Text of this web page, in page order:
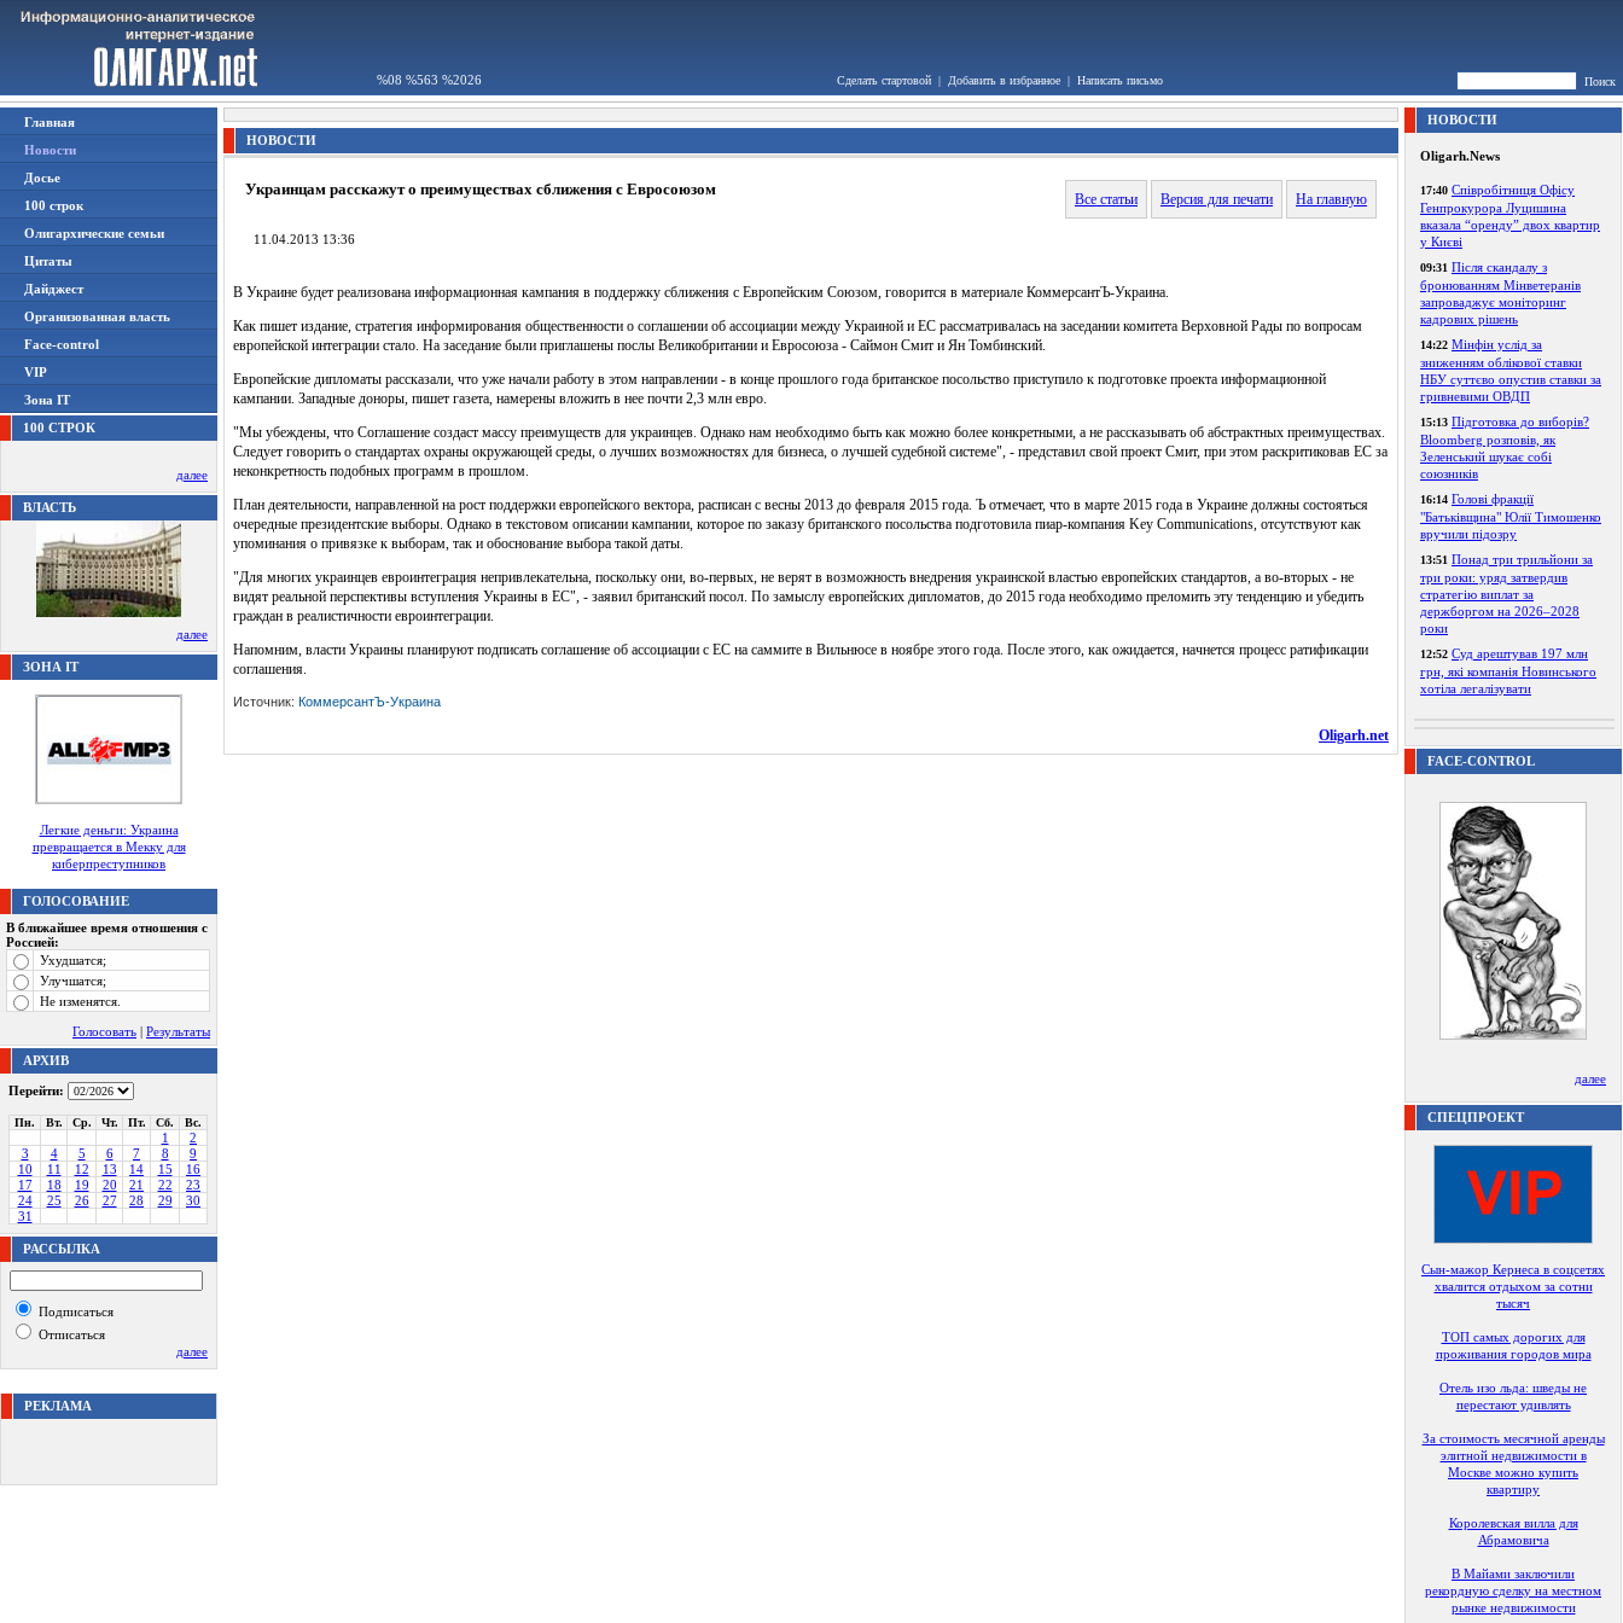
%08 %563 %2026 Сделать стартовой | Добавить в избранное | Написать письмо Поиск
Главная
Новости
Досье
100 строк
Олигархические семьи
Цитаты
Дайджест
Организованная власть
Face-control
VIP
Зона IT
100 СТРОК
далее
ВЛАСТЬ
далее
ЗОНА IT
Легкие деньги: Украина
превращается в Мекку для
киберпреступников
ГОЛОСОВАНИЕ
В ближайшее время отношения с
Россией:
Ухудшатся;
Улучшатся;
Не изменятся.
Голосовать | Результаты
АРХИВ
Перейти:
Пн. Вт. Ср. Чт. Пт. Сб. Вс.
1
2
3
4 5 6 7 8
9
10
11 12 13 14 15
16
17
18 19 20 21 22
23
24
25 26 27 28 29
30
31
РАССЫЛКА
Подписаться
Отписаться
далее
РЕКЛАМА
НОВОСТИ
Украинцам расскажут о преимуществах сближения с Евросоюзом
Все статьи Версия для печати На главную
11.04.2013 13:36
В Украине будет реализована информационная кампания в поддержку сближения с Европейским Союзом, говорится в материале КоммерсантЪ-Украина.
Как пишет издание, стратегия информирования общественности о соглашении об ассоциации между Украиной и ЕС рассматривалась на заседании комитета Верховной Рады по вопросам
европейской интеграции стало. На заседание были приглашены послы Великобритании и Евросоюза - Саймон Смит и Ян Томбинский.
Европейские дипломаты рассказали, что уже начали работу в этом направлении - в конце прошлого года британское посольство приступило к подготовке проекта информационной
кампании. Западные доноры, пишет газета, намерены вложить в нее почти 2,3 млн евро.
"Мы убеждены, что Соглашение создаст массу преимуществ для украинцев. Однако нам необходимо быть как можно более конкретными, а не рассказывать об абстрактных преимуществах.
Следует говорить о стандартах охраны окружающей среды, о лучших возможностях для бизнеса, о лучшей судебной системе", - представил свой проект Смит, при этом раскритиковав ЕС за
неконкретность подобных программ в прошлом.
План деятельности, направленной на рост поддержки европейского вектора, расписан с весны 2013 до февраля 2015 года. Ъ отмечает, что в марте 2015 года в Украине должны состояться
очередные президентские выборы. Однако в текстовом описании кампании, которое по заказу британского посольства подготовила пиар-компания Key Communications, отсутствуют как
упоминания о привязке к выборам, так и обоснование выбора такой даты.
"Для многих украинцев евроинтеграция непривлекательна, поскольку они, во-первых, не верят в возможность внедрения украинской властью европейских стандартов, а во-вторых - не
видят реальной перспективы вступления Украины в ЕС", - заявил британский посол. По замыслу европейских дипломатов, до 2015 года необходимо преломить эту тенденцию и убедить
граждан в реалистичности евроинтеграции.
Напомним, власти Украины планируют подписать соглашение об ассоциации с ЕС на саммите в Вильнюсе в ноябре этого года. После этого, как ожидается, начнется процесс ратификации
соглашения.
Источник: КоммерсантЪ-Украина
Oligarh.net
НОВОСТИ
Oligarh.News
17:40 Співробітниця Офісу
Генпрокурора Луцишина
вказала “оренду” двох квартир
у Києві
09:31 Після скандалу з
бронюванням Мінветеранів
запроваджує моніторинг
кадрових рішень
14:22 Мінфін услід за
зниженням облікової ставки
НБУ суттєво опустив ставки за
гривневими ОВДП
15:13 Підготовка до виборів?
Bloomberg розповів, як
Зеленський шукає собі
союзників
16:14 Голові фракції
"Батьківщина" Юлії Тимошенко
вручили підозру
13:51 Понад три трильйони за
три роки: уряд затвердив
стратегію виплат за
держборгом на 2026–2028
роки
12:52 Суд арештував 197 млн
грн, які компанія Новинського
хотіла легалізувати
FACE-CONTROL
далее
СПЕЦПРОЕКТ
Сын-мажор Кернеса в соцсетях
хвалится отдыхом за сотни
тысяч
ТОП самых дорогих для
проживания городов мира
Отель изо льда: шведы не
перестают удивлять
За стоимость месячной аренды
элитной недвижимости в
Москве можно купить
квартиру
Королевская вилла для
Абрамовича
В Майами заключили
рекордную сделку на местном
рынке недвижимости